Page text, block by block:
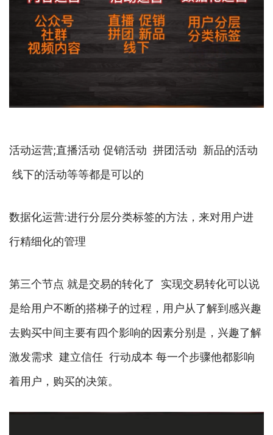
活动运营;直播活动 促销活动 拼团活动 新品的活动
线下的活动等等都是可以的
数据化运营:进行分层分类标签的方法，来对用户进
行精细化的管理
第三个节点 就是交易的转化了 实现交易转化可以说
是给用户不断的搭梯子的过程，用户从了解到感兴趣
去购买中间主要有四个影响的因素分别是，兴趣了解
激发需求 建立信任 行动成本 每一个步骤他都影响
着用户，购买的决策。